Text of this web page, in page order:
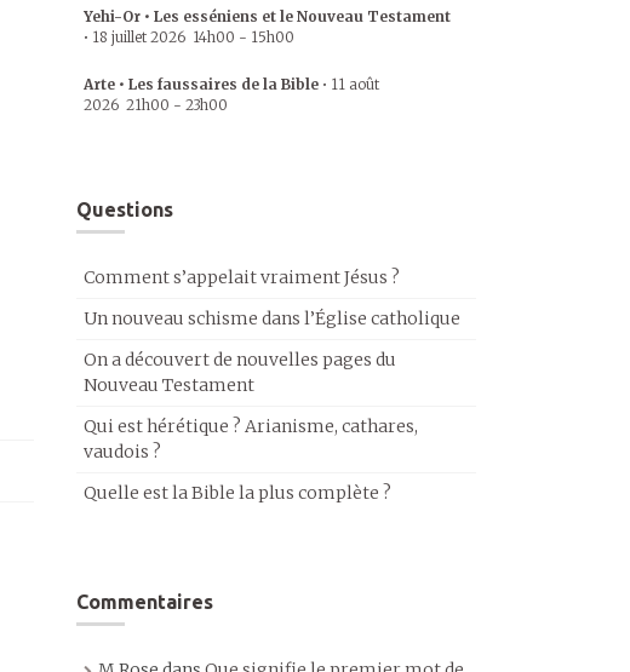
Yehi-Or • Les esséniens et le Nouveau Testament
• 18 juillet 2026 14h00 - 15h00
Arte • Les faussaires de la Bible • 11 août
2026 21h00 - 23h00
Questions
Comment s’appelait vraiment Jésus ?
Un nouveau schisme dans l’Église catholique
On a découvert de nouvelles pages du
Nouveau Testament
Qui est hérétique ? Arianisme, cathares,
vaudois ?
Quelle est la Bible la plus complète ?
Commentaires